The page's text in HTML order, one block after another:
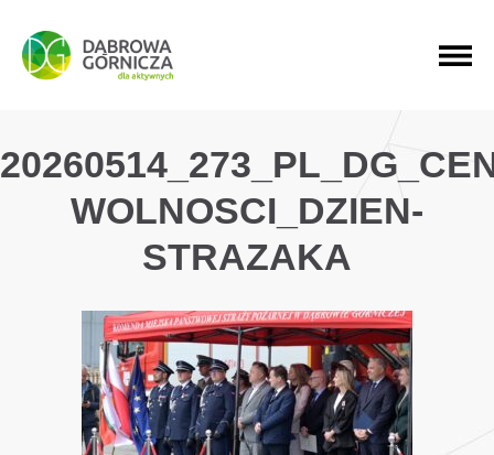
PRZEJDŹ DO MENU GŁÓWNEGO
PRZEJDŹ DO WYSZUKIWARKI
PRZEJDŹ DO TREŚCI
WOLNOSCI_DZIEN-
STRAZAKA